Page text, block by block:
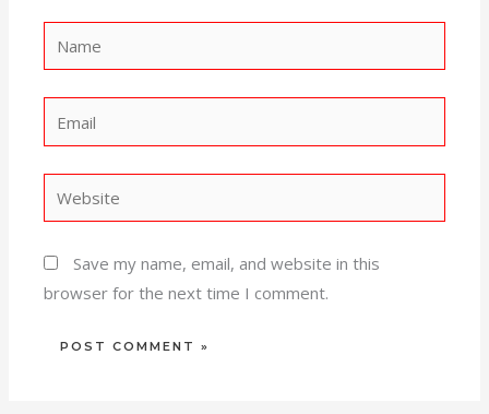
Save my name, email, and website in this
browser for the next time I comment.